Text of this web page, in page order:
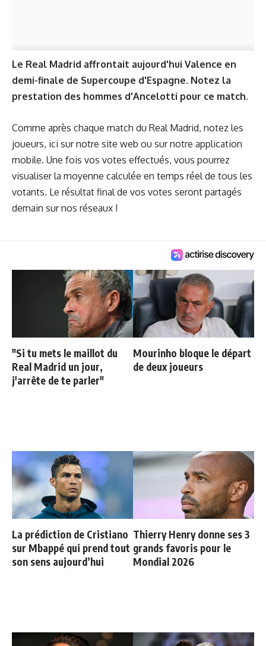
Le Real Madrid affrontait aujourd'hui Valence en
demi-finale de Supercoupe d'Espagne. Notez la
prestation des hommes d'Ancelotti pour ce match.
Comme après chaque match du Real Madrid, notez les
joueurs, ici sur notre site web ou sur notre application
mobile. Une fois vos votes effectués, vous pourrez
visualiser la moyenne calculée en temps réel de tous les
votants. Le résultat final de vos votes seront partagés
demain sur nos réseaux !
"Si tu mets le maillot du
Real Madrid un jour,
j'arrête de te parler"
Mourinho bloque le départ
de deux joueurs
La prédiction de Cristiano
sur Mbappé qui prend tout
son sens aujourd’hui
Thierry Henry donne ses 3
grands favoris pour le
Mondial 2026